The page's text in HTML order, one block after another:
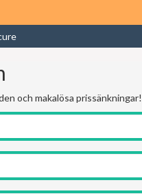
och makalösa prissänkningar!